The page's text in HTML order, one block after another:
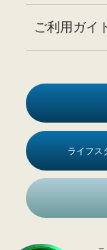
ご利用ガイ
ライフス